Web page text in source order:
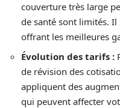
couverture très large
de santé sont limités. Il
offrant les meilleures
Évolution des tarifs :
de révision des
appliquent des
qui peuvent affecter